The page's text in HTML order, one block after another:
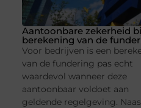
Aantoonbare zekerheid
berekening van de
Voor bedrijven is een
van de fundering pas echt
waardevol wanneer deze
aantoonbaar voldoet aan
geldende regelgeving.